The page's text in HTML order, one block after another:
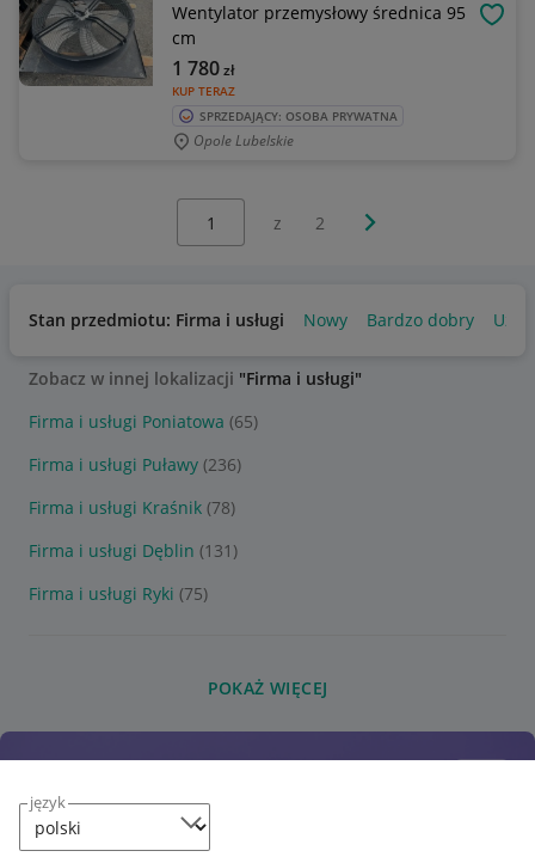
język
Wentylator przemysłowy średnica 95
cm
KUP TERAZ
1 780zł
SPRZEDAJĄCY: OSOBA PRYWATNA
Opole Lubelskie
z 2 Następna strona
Stan przedmiotu: Firma i usługi Nowy Bardzo dobry
Zobacz w innej lokalizacji "Firma i usługi"
Firma i usługi Poniatowa (65)
Firma i usługi Puławy (236)
Firma i usługi Kraśnik (78)
Firma i usługi Dęblin (131)
Firma i usługi Ryki (75)
POKAŻ WIĘCEJ